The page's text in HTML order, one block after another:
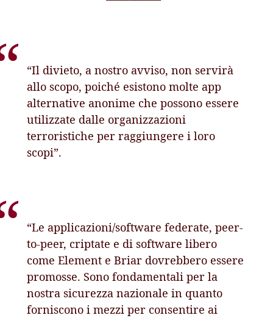
“Il divieto, a nostro avviso, non servirà
allo scopo, poiché esistono molte app
alternative anonime che possono essere
utilizzate dalle organizzazioni
terroristiche per raggiungere i loro
scopi”.
“Le applicazioni/software federate, peer-
to-peer, criptate e di software libero
come Element e Briar dovrebbero essere
promosse. Sono fondamentali per la
nostra sicurezza nazionale in quanto
forniscono i mezzi per consentire ai